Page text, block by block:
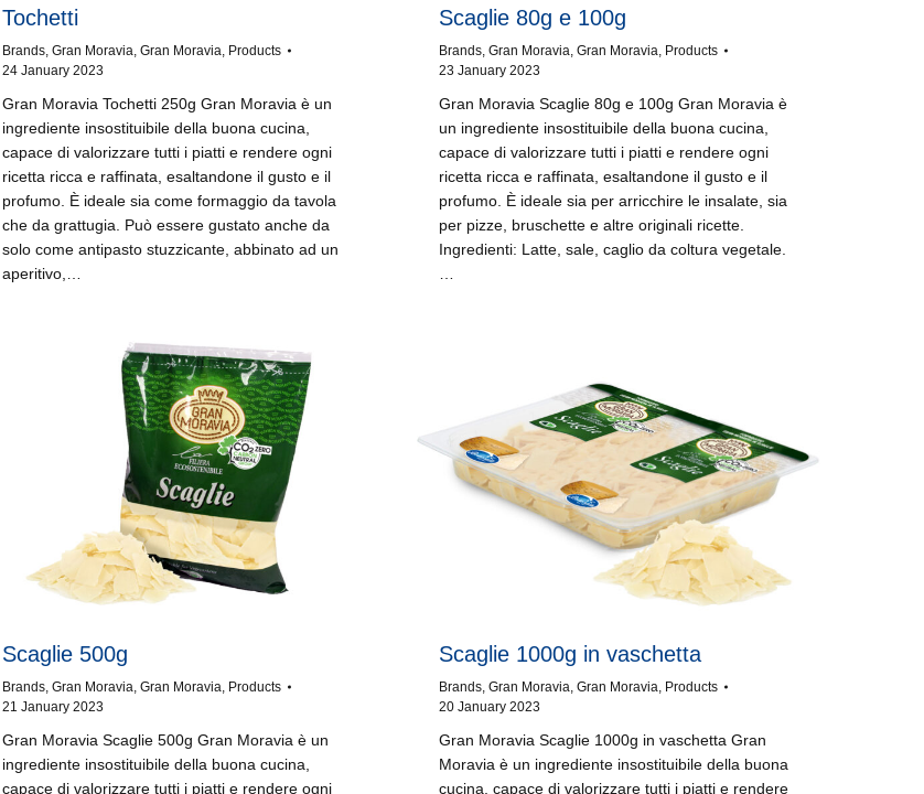
Tochetti
Brands, Gran Moravia, Gran Moravia, Products
24 January 2023
Gran Moravia Tochetti 250g Gran Moravia è un
ingrediente insostituibile della buona cucina,
capace di valorizzare tutti i piatti e rendere ogni
ricetta ricca e raffinata, esaltandone il gusto e il
profumo. È ideale sia come formaggio da tavola
che da grattugia. Può essere gustato anche da
solo come antipasto stuzzicante, abbinato ad un
aperitivo,…
Scaglie 80g e 100g
Brands, Gran Moravia, Gran Moravia, Products
23 January 2023
Gran Moravia Scaglie 80g e 100g Gran Moravia è
un ingrediente insostituibile della buona cucina,
capace di valorizzare tutti i piatti e rendere ogni
ricetta ricca e raffinata, esaltandone il gusto e il
profumo. È ideale sia per arricchire le insalate, sia
per pizze, bruschette e altre originali ricette.
Ingredienti: Latte, sale, caglio da coltura vegetale.
…
Scaglie 500g
Brands, Gran Moravia, Gran Moravia, Products
21 January 2023
Gran Moravia Scaglie 500g Gran Moravia è un
ingrediente insostituibile della buona cucina,
capace di valorizzare tutti i piatti e rendere ogni
Scaglie 1000g in vaschetta
Brands, Gran Moravia, Gran Moravia, Products
20 January 2023
Gran Moravia Scaglie 1000g in vaschetta Gran
Moravia è un ingrediente insostituibile della buona
cucina, capace di valorizzare tutti i piatti e rendere